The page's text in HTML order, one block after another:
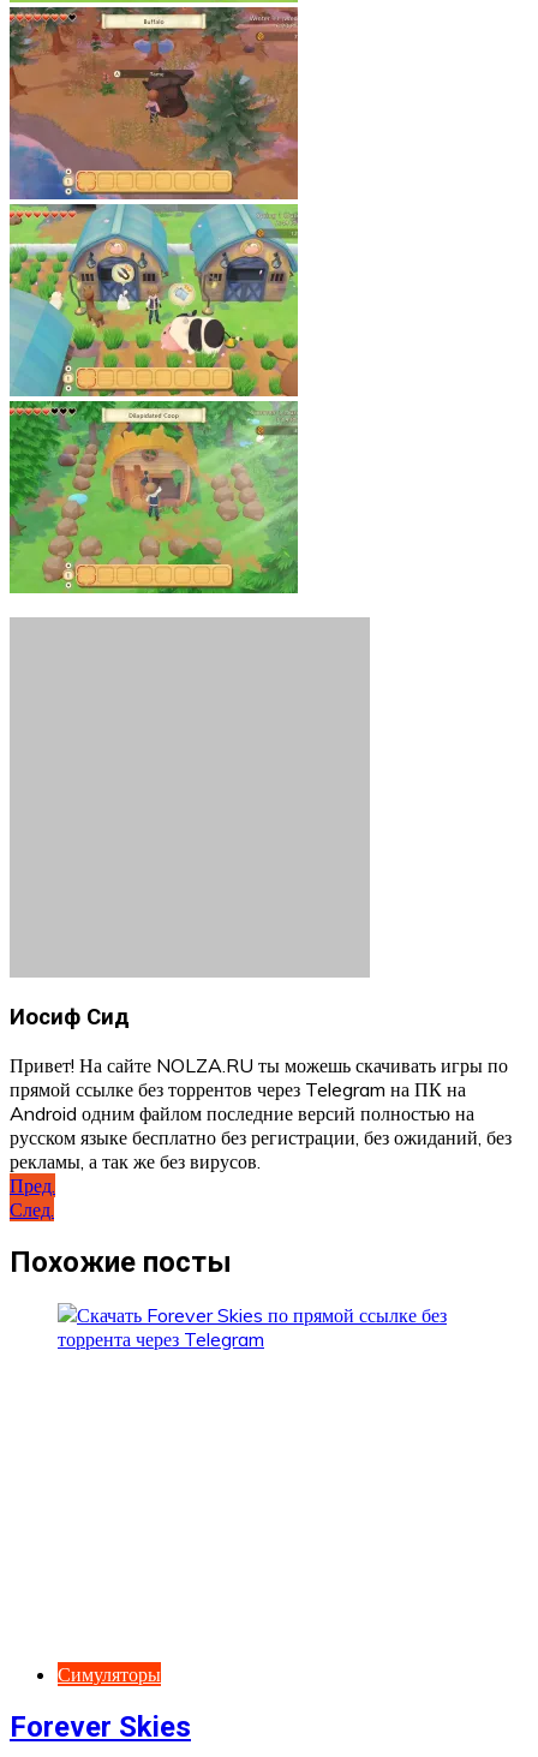
Иосиф Сид
Привет! На сайте NOLZA.RU ты можешь скачивать игры по
прямой ссылке без торрентов через Telegram на ПК на
Android одним файлом последние версий полностью на
русском языке бесплатно без регистрации, без ожиданий, без
рекламы, а так же без вирусов.
Навигация
по
записям
Пред.
След.
Похожие посты
Симуляторы
Forever Skies